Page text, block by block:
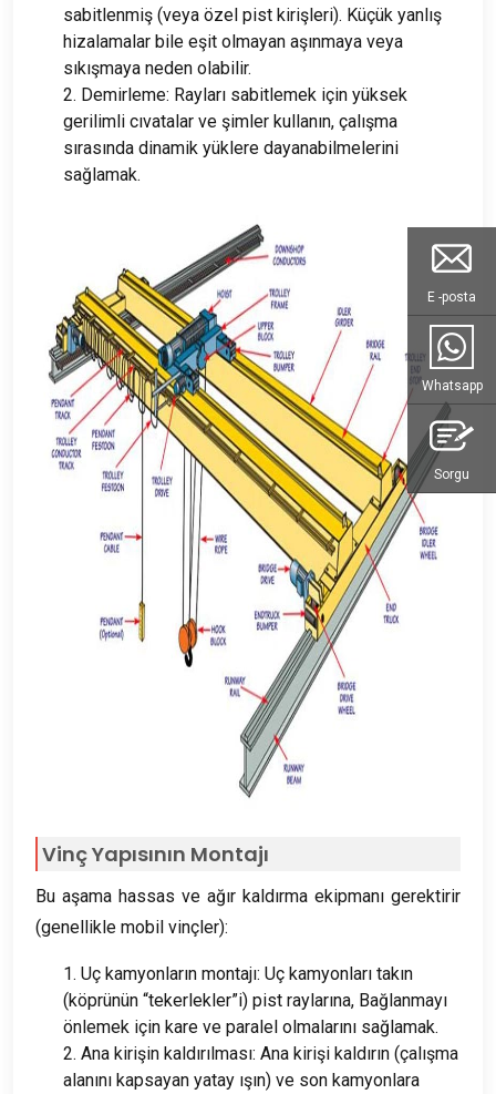
sabitlenmiş (veya özel pist kirişleri). Küçük yanlış
hizalamalar bile eşit olmayan aşınmaya veya
sıkışmaya neden olabilir.
2. Demirleme: Rayları sabitlemek için yüksek
gerilimli cıvatalar ve şimler kullanın, çalışma
sırasında dinamik yüklere dayanabilmelerini
sağlamak.
Vinç Yapısının Montajı
Bu aşama hassas ve ağır kaldırma ekipmanı gerektirir
(genellikle mobil vinçler):
1. Uç kamyonların montajı: Uç kamyonları takın
(köprünün “tekerlekler”i) pist raylarına, Bağlanmayı
önlemek için kare ve paralel olmalarını sağlamak.
2. Ana kirişin kaldırılması: Ana kirişi kaldırın (çalışma
alanını kapsayan yatay ışın) ve son kamyonlara
E -posta
Whatsapp
Sorgu